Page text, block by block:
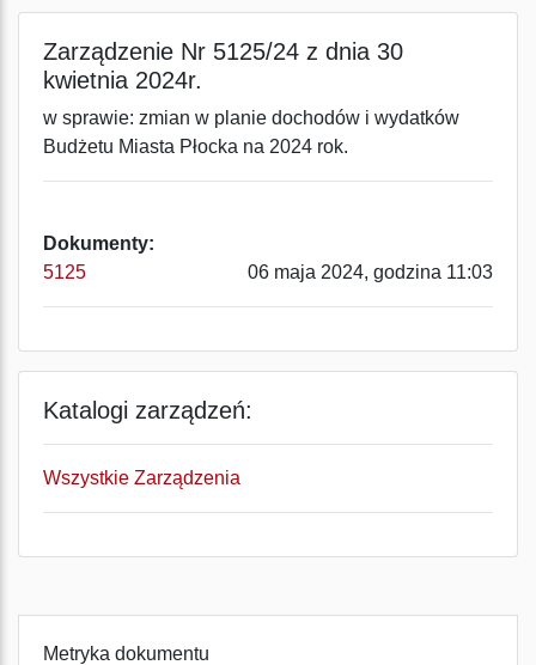
Zarządzenie Nr 5125/24 z dnia 30
kwietnia 2024r.
w sprawie: zmian w planie dochodów i wydatków
Budżetu Miasta Płocka na 2024 rok.
Dokumenty:
5125
06 maja 2024, godzina 11:03
Katalogi zarządzeń:
Wszystkie Zarządzenia
Metryka dokumentu